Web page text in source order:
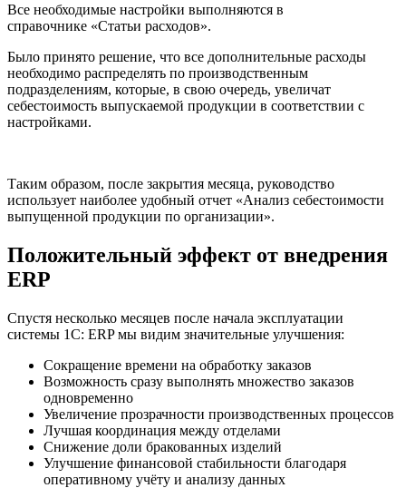
Все необходимые настройки выполняются в
справочнике «Статьи расходов».
Было принято решение, что все дополнительные расходы
необходимо распределять по производственным
подразделениям, которые, в свою очередь, увеличат
себестоимость выпускаемой продукции в соответствии с
настройками.
Таким образом, после закрытия месяца, руководство
использует наиболее удобный отчет «Анализ себестоимости
выпущенной продукции по организации».
Положительный эффект от внедрения
ERP
Спустя несколько месяцев после начала эксплуатации
системы 1С: ERP мы видим значительные улучшения:
Сокращение времени на обработку заказов
Возможность сразу выполнять множество заказов
одновременно
Увеличение прозрачности производственных процессов
Лучшая координация между отделами
Снижение доли бракованных изделий
Улучшение финансовой стабильности благодаря
оперативному учёту и анализу данных